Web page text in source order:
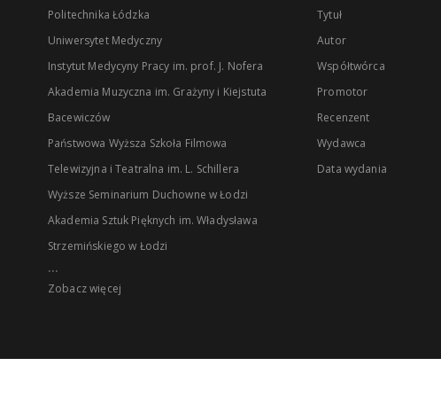
Politechnika Łódzka
Uniwersytet Medyczny
Instytut Medycyny Pracy im. prof. J. Nofera
Akademia Muzyczna im. Grażyny i Kiejstuta
Bacewiczów
Państwowa Wyższa Szkoła Filmowa
Telewizyjna i Teatralna im. L. Schillera
Wyższe Seminarium Duchowne w Łodzi
Akademia Sztuk Pięknych im. Władysława
Strzemińskiego w Łodzi
...
Zobacz więcej
Tytuł
Autor
Współtwórca
Promotor
Recenzent
Wydawca
Data wydania